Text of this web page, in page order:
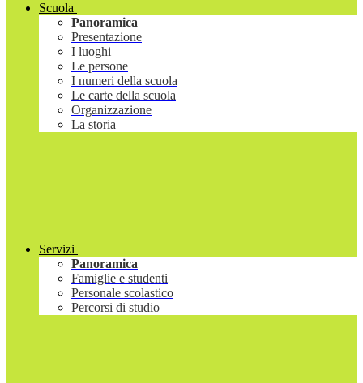
Scuola
Panoramica
Presentazione
I luoghi
Le persone
I numeri della scuola
Le carte della scuola
Organizzazione
La storia
Servizi
Panoramica
Famiglie e studenti
Personale scolastico
Percorsi di studio